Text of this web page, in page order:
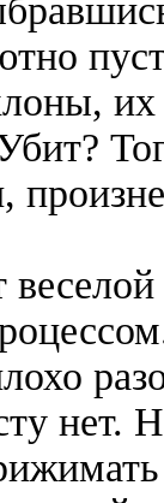
их
нет.